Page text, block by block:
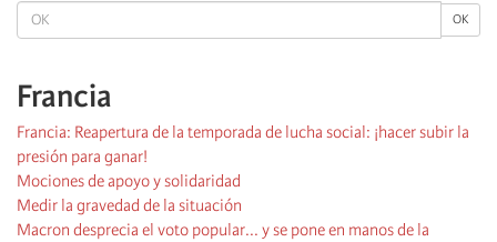
OK OK
Francia
Francia: Reapertura de la temporada de lucha social: ¡hacer subir la
presión para ganar!
Mociones de apoyo y solidaridad
Medir la gravedad de la situación
Macron desprecia el voto popular... y se pone en manos de la